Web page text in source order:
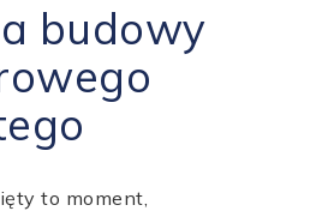
budowy
to moment,